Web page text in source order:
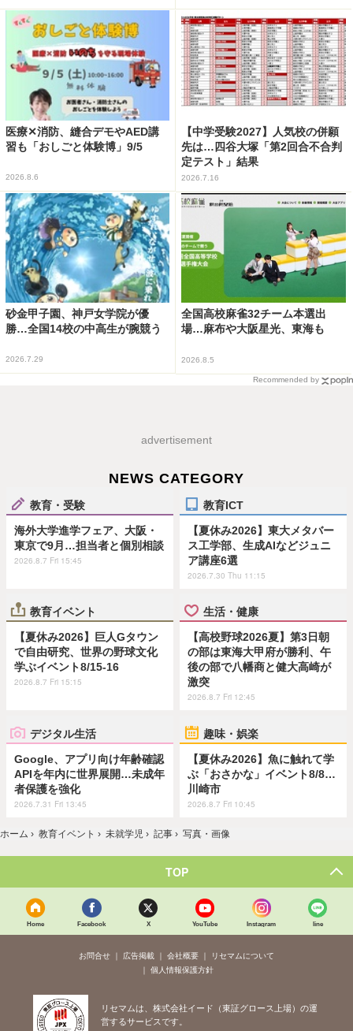
医療✕消防、縫合デモやAED講
習も「おしごと体験博」9/5
2026.8.6
【中学受験2027】人気校の併願
先は…四谷大塚「第2回合不合判
定テスト」結果
2026.7.16
砂金甲子園、神戸女学院が優
勝…全国14校の中高生が腕競う
2026.7.29
全国高校麻雀32チーム本選出
場…麻布や大阪星光、東海も
2026.8.5
Recommended by
advertisement
NEWS CATEGORY
教育・受験
海外大学進学フェア、大阪・
東京で9月…担当者と個別相談
2026.8.7 Fri 15:45
教育ICT
【夏休み2026】東大メタバー
ス工学部、生成AIなどジュニ
ア講座6選
2026.7.30 Thu 11:15
教育イベント
【夏休み2026】巨人Gタウン
で自由研究、世界の野球文化
学ぶイベント8/15-16
2026.8.7 Fri 15:15
生活・健康
【高校野球2026夏】第3日朝
の部は東海大甲府が勝利、午
後の部で八幡商と健大高崎が
激突
2026.8.7 Fri 12:45
デジタル生活
Google、アプリ向け年齢確認
APIを年内に世界展開…未成年
者保護を強化
2026.7.31 Fri 13:45
趣味・娯楽
【夏休み2026】魚に触れて学
ぶ「おさかな」イベント8/8…
川崎市
2026.8.7 Fri 10:45
ホーム › 教育イベント › 未就学児 › 記事 › 写真・画像
TOP
Home Facebook X YouTube Instagram line
お問合せ 広告掲載 会社概要
リセマムについて
個人情報保護方針
リセマムは、株式会社イード（東証グロース上場）の運
営するサービスです。